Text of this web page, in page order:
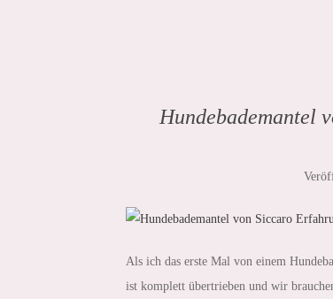
Hundebademantel
Als ich das erste Mal von einem
ist komplett übertrieben und wir